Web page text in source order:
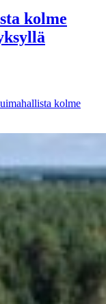
kolme
kolme